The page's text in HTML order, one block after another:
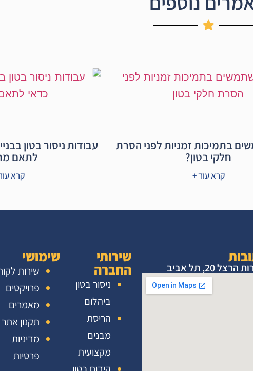
בתמיכות זמניות לפני הסרת
חלקי בטון?
קרא עוד +
עבודות ניסור בטון
לתאם
קרא
20, תל אביב
שירותי
החברה
ניסור בטון
ביהלום
הריסת
מבנים
מקצועית
שימושי
שירות
פרויקטים
מאמרים
תקנון אתר
מדיניות
פרטיות